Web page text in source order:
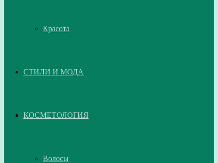
Красота
СТИЛИ И МОДА
КОСМЕТОЛОГИЯ
Волосы